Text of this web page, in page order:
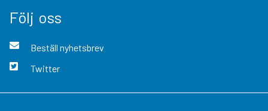
Följ oss
Beställ nyhetsbrev
Twitter